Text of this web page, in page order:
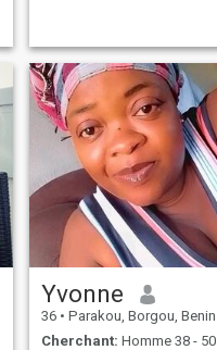
Yvonne
36 • Parakou, Borgou, Benin
Cherchant: Homme 38 - 50